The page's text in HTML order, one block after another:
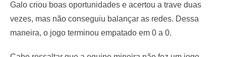
Galo criou boas oportunidades e acertou a trave duas
vezes, mas não conseguiu balançar as redes. Dessa
maneira, o jogo terminou empatado em 0 a 0.